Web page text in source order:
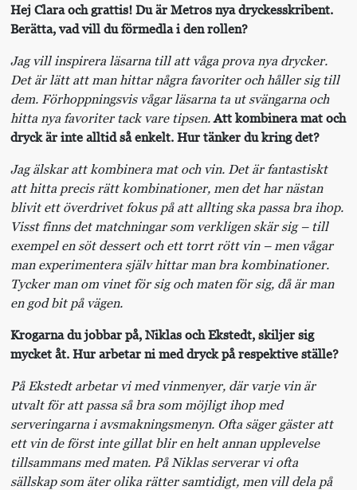
Hej Clara och grattis! Du är Metros nya dryckesskribent.
Berätta, vad vill du förmedla i den rollen?
Jag vill inspirera läsarna till att våga prova nya drycker.
Det är lätt att man hittar några favoriter och håller sig till
dem. Förhoppningsvis vågar läsarna ta ut svängarna och
hitta nya favoriter tack vare tipsen. Att kombinera mat och
dryck är inte alltid så enkelt. Hur tänker du kring det?
Jag älskar att kombinera mat och vin. Det är fantastiskt
att hitta precis rätt kombinationer, men det har nästan
blivit ett överdrivet fokus på att allting ska passa bra ihop.
Visst finns det matchningar som verkligen skär sig – till
exempel en söt dessert och ett torrt rött vin – men vågar
man experimentera själv hittar man bra kombinationer.
Tycker man om vinet för sig och maten för sig, då är man
en god bit på vägen.
Krogarna du jobbar på, Niklas och Ekstedt, skiljer sig
mycket åt. Hur arbetar ni med dryck på respektive ställe?
På Ekstedt arbetar vi med vinmenyer, där varje vin är
utvalt för att passa så bra som möjligt ihop med
serveringarna i avsmakningsmenyn. Ofta säger gäster att
ett vin de först inte gillat blir en helt annan upplevelse
tillsammans med maten. På Niklas serverar vi ofta
sällskap som äter olika rätter samtidigt, men vill dela på